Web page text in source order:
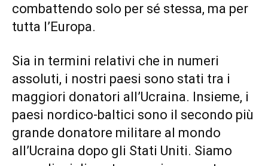
combattendo solo per sé stessa, ma per
tutta l’Europa.
Sia in termini relativi che in numeri
assoluti, i nostri paesi sono stati tra i
maggiori donatori all’Ucraina. Insieme, i
paesi nordico-baltici sono il secondo più
grande donatore militare al mondo
all’Ucraina dopo gli Stati Uniti. Siamo